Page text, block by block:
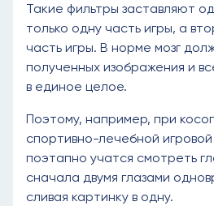
Такие фильтры заставляют
только одну часть игры, а
часть игры. В норме мозг
полученных изображения и
в единое целое.
Поэтому, например, при
спортивно-лечебной игровой
поэтапно учатся смотреть
сначала двумя глазами
сливая картинку в одну.